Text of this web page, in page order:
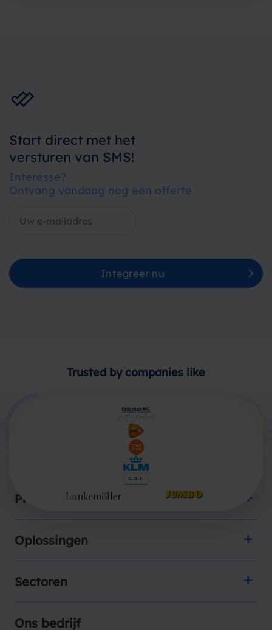
Start direct met het
versturen van SMS!
Interesse?
Ontvang vandaag nog een offerte
Integreer nu
Trusted by companies like
Producten
Oplossingen
Sectoren
Ons bedrijf